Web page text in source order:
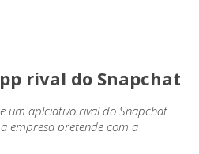
rival do Snapchat
um aplciativo rival do Snapchat.
empresa pretende com a